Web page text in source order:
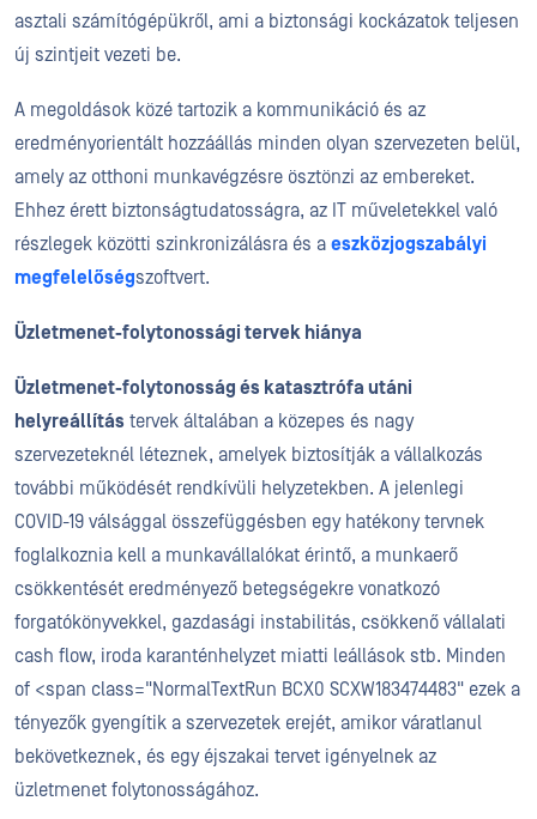
asztali számítógépükről, ami a biztonsági kockázatok teljesen
új szintjeit vezeti be.
A megoldások közé tartozik a kommunikáció és az
eredményorientált hozzáállás minden olyan szervezeten belül,
amely az otthoni munkavégzésre ösztönzi az embereket.
Ehhez érett biztonságtudatosságra, az IT műveletekkel való
részlegek közötti szinkronizálásra és a eszközjogszabályi
megfelelőségszoftvert.
Üzletmenet-folytonossági tervek hiánya
Üzletmenet-folytonosság és katasztrófa utáni
helyreállítás tervek általában a közepes és nagy
szervezeteknél léteznek, amelyek biztosítják a vállalkozás
további működését rendkívüli helyzetekben. A jelenlegi
COVID-19 válsággal összefüggésben egy hatékony tervnek
foglalkoznia kell a munkavállalókat érintő, a munkaerő
csökkentését eredményező betegségekre vonatkozó
forgatókönyvekkel, gazdasági instabilitás, csökkenő vállalati
cash flow, iroda karanténhelyzet miatti leállások stb. Minden
of <span class="NormalTextRun BCX0 SCXW183474483" ezek a
tényezők gyengítik a szervezetek erejét, amikor váratlanul
bekövetkeznek, és egy éjszakai tervet igényelnek az
üzletmenet folytonosságához.